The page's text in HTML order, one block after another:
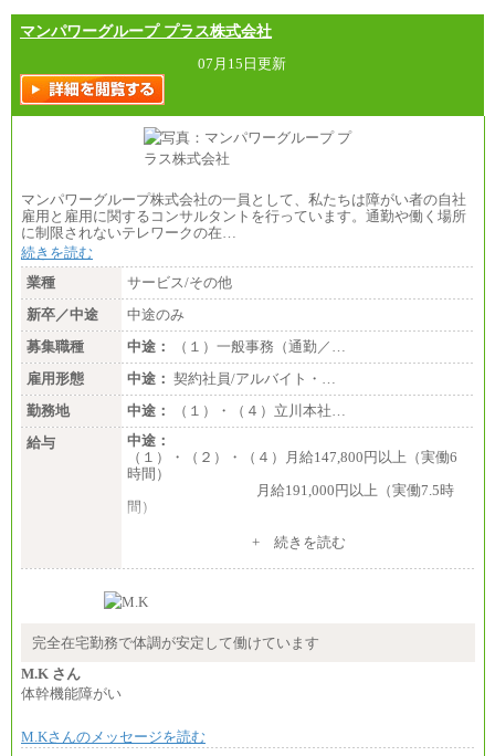
マンパワーグループ プラス株式会社
07月15日更新
マンパワーグループ株式会社の一員として、私たちは障がい者の自社
雇用と雇用に関するコンサルタントを行っています。通勤や働く場所
に制限されないテレワークの在…
続きを読む
業種
サービス/その他
新卒／中途
中途のみ
募集職種
中途：
（１）一般事務（通勤／…
雇用形態
中途： 契約社員/アルバイト・…
勤務地
中途：
（１）・（４）立川本社…
給与
中途：
（１）・（２）・（４）月給147,800円以上（実働6
時間）
月給191,000円以上（実働7.5時
間）
（３）月給191,000円以上（実働7.5時間）
（５）月給147,800円以上（実働6時間）
時給 1,226円（実働4.5時間）
間額換算額）
・退職金相当手当 37円
ざいません。
+ 続きを読む
完全在宅勤務で体調が安定して働けています
M.K さん
体幹機能障がい
M.Kさんのメッセージを読む